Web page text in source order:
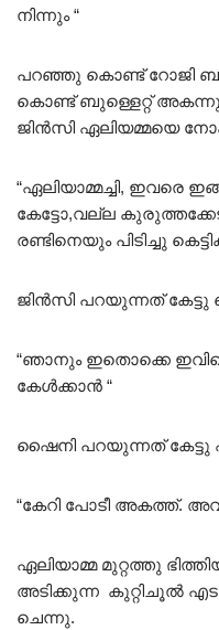
നിന്നും “
പറഞ്ഞു കൊണ്ട് റോജി
കൊണ്ട് ബുള്ളെറ്റ്
ജിൻസി ഏലിയമ്മയെ
“ഏലിയാമ്മച്ചി, ഇവരെ
കേട്ടോ,വല്ല
രണ്ടിനെയും പിടിച്ചു
ജിൻസി പറയുന്നത് കേട്ടു
“ഞാനും ഇതൊക്കെ
കേൾക്കാൻ “
ഷൈനി പറയുന്നത് കേട്ടു
“കേറി പോടീ അകത്ത്.
ഏലിയാമ്മ മുറ്റത്തു
അടിക്കുന്ന കുറ്റിചൂൽ
ചെന്നു.